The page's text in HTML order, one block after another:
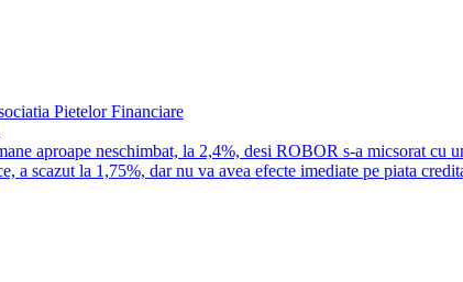
Pietelor Financiare
aproape neschimbat, la 2,4%, desi ROBOR s-a micsorat cu
a scazut la 1,75%, dar nu va avea efecte imediate pe piata